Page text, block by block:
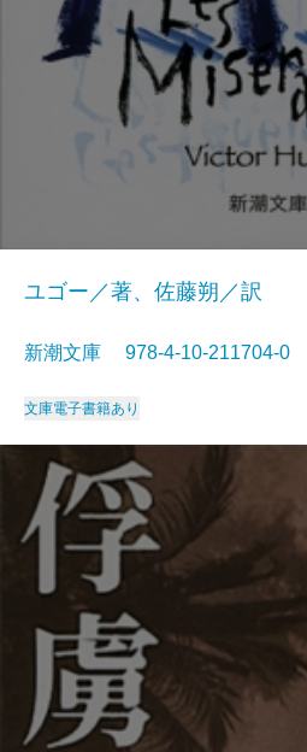
ユゴー／著、佐藤朔／訳
新潮文庫 978-4-10-211704-
文庫電子書籍あり